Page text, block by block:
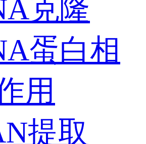
克隆
蛋白相
用
提取